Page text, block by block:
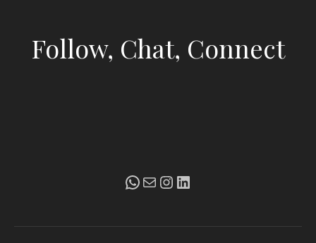
Follow, Chat, Connect
WhatsApp
MailInstagram
LinkedIn